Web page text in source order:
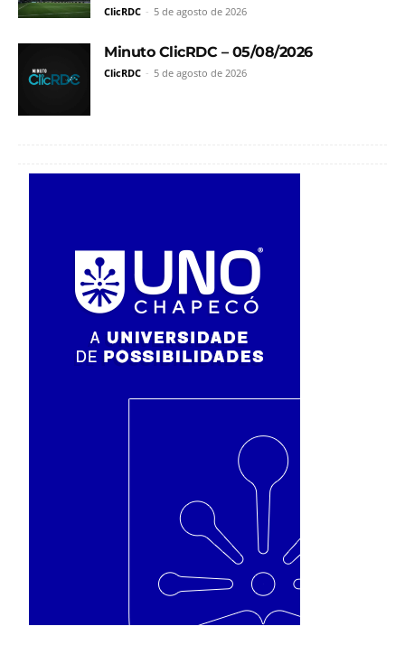
ClicRDC - 5 de agosto de 2026
Minuto ClicRDC – 05/08/2026
ClicRDC - 5 de agosto de 2026